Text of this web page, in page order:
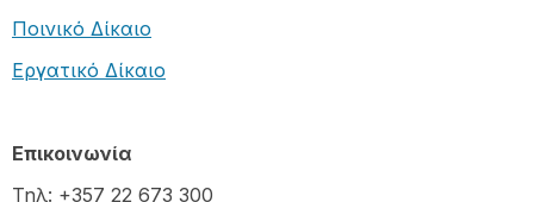
Ποινικό Δίκαιο
Εργατικό Δίκαιο
Επικοινωνία
Τηλ: +357 22 673 300